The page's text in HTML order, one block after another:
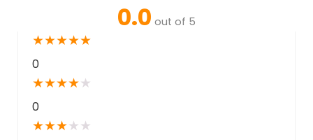
0.0 out of 5
★★★★★
0
★★★★★
0
★★★★ ★